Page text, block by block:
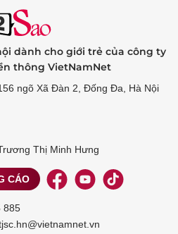
dành cho giới trẻ của công ty
thông VietNamNet
ngõ Xã Đàn 2, Đống Đa, Hà Nội
Thị Minh Hưng
CÁO
885